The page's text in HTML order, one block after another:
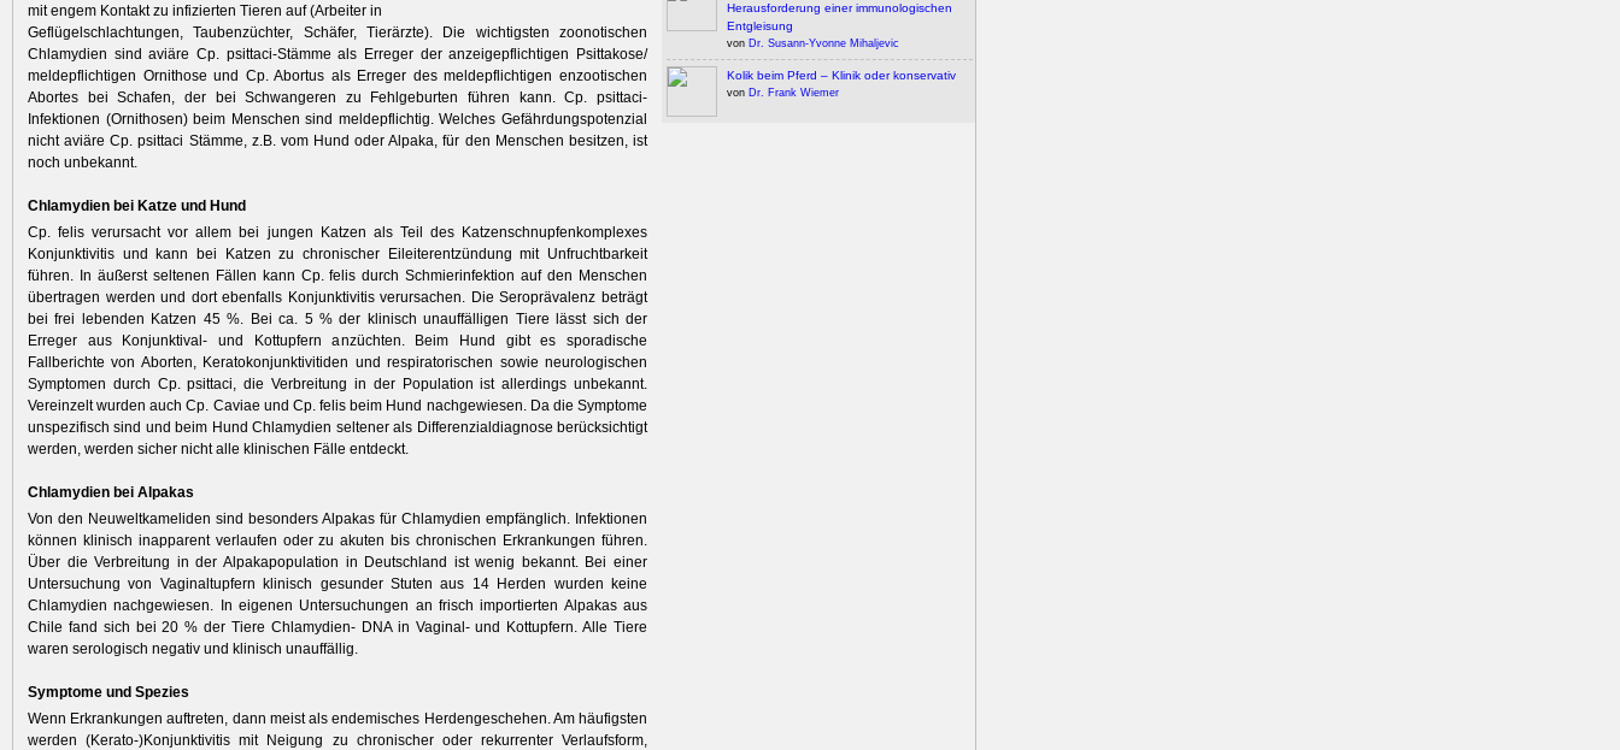
mit engem Kontakt zu infizierten Tieren auf (Arbeiter in
Geflügelschlachtungen, Taubenzüchter, Schäfer, Tierärzte). Die wichtigsten zoonotischen
Chlamydien sind aviäre Cp. psittaci-Stämme als Erreger der anzeigepflichtigen Psittakose/
meldepflichtigen Ornithose und Cp. Abortus als Erreger des meldepflichtigen enzootischen
Abortes bei Schafen, der bei Schwangeren zu Fehlgeburten führen kann. Cp. psittaci-
Infektionen (Ornithosen) beim Menschen sind meldepflichtig. Welches Gefährdungspotenzial
nicht aviäre Cp. psittaci Stämme, z.B. vom Hund oder Alpaka, für den Menschen besitzen, ist
noch unbekannt.
Chlamydien bei Katze und Hund
Cp. felis verursacht vor allem bei jungen Katzen als Teil des Katzenschnupfenkomplexes
Konjunktivitis und kann bei Katzen zu chronischer Eileiterentzündung mit Unfruchtbarkeit
führen. In äußerst seltenen Fällen kann Cp. felis durch Schmierinfektion auf den Menschen
übertragen werden und dort ebenfalls Konjunktivitis verursachen. Die Seroprävalenz beträgt
bei frei lebenden Katzen 45 %. Bei ca. 5 % der klinisch unauffälligen Tiere lässt sich der
Erreger aus Konjunktival- und Kottupfern anzüchten. Beim Hund gibt es sporadische
Fallberichte von Aborten, Keratokonjunktivitiden und respiratorischen sowie neurologischen
Symptomen durch Cp. psittaci, die Verbreitung in der Population ist allerdings unbekannt.
Vereinzelt wurden auch Cp. Caviae und Cp. felis beim Hund nachgewiesen. Da die Symptome
unspezifisch sind und beim Hund Chlamydien seltener als Differenzialdiagnose berücksichtigt
werden, werden sicher nicht alle klinischen Fälle entdeckt.
Chlamydien bei Alpakas
Von den Neuweltkameliden sind besonders Alpakas für Chlamydien empfänglich. Infektionen
können klinisch inapparent verlaufen oder zu akuten bis chronischen Erkrankungen führen.
Über die Verbreitung in der Alpakapopulation in Deutschland ist wenig bekannt. Bei einer
Untersuchung von Vaginaltupfern klinisch gesunder Stuten aus 14 Herden wurden keine
Chlamydien nachgewiesen. In eigenen Untersuchungen an frisch importierten Alpakas aus
Chile fand sich bei 20 % der Tiere Chlamydien- DNA in Vaginal- und Kottupfern. Alle Tiere
waren serologisch negativ und klinisch unauffällig.
Symptome und Spezies
Wenn Erkrankungen auftreten, dann meist als endemisches Herdengeschehen. Am häufigsten
werden (Kerato-)Konjunktivitis mit Neigung zu chronischer oder rekurrenter Verlaufsform,
Herausforderung einer immunologischen
Entgleisung
von Dr. Susann-Yvonne Mihaljevic
Kolik beim Pferd – Klinik oder konservativ
von Dr. Frank Wiemer